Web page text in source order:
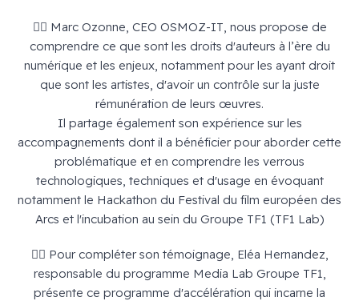
🙍‍♂️ Marc Ozonne, CEO OSMOZ-IT, nous propose de
comprendre ce que sont les droits d'auteurs à l’ère du
numérique et les enjeux, notamment pour les ayant droit
que sont les artistes, d'avoir un contrôle sur la juste
rémunération de leurs œuvres.
Il partage également son expérience sur les
accompagnements dont il a bénéficier pour aborder cette
problématique et en comprendre les verrous
technologiques, techniques et d'usage en évoquant
notamment le Hackathon du Festival du film européen des
Arcs et l'incubation au sein du Groupe TF1 (TF1 Lab)
🙍‍♀️ Pour compléter son témoignage, Eléa Hernandez,
responsable du programme Media Lab Groupe TF1,
présente ce programme d'accélération qui incarne la